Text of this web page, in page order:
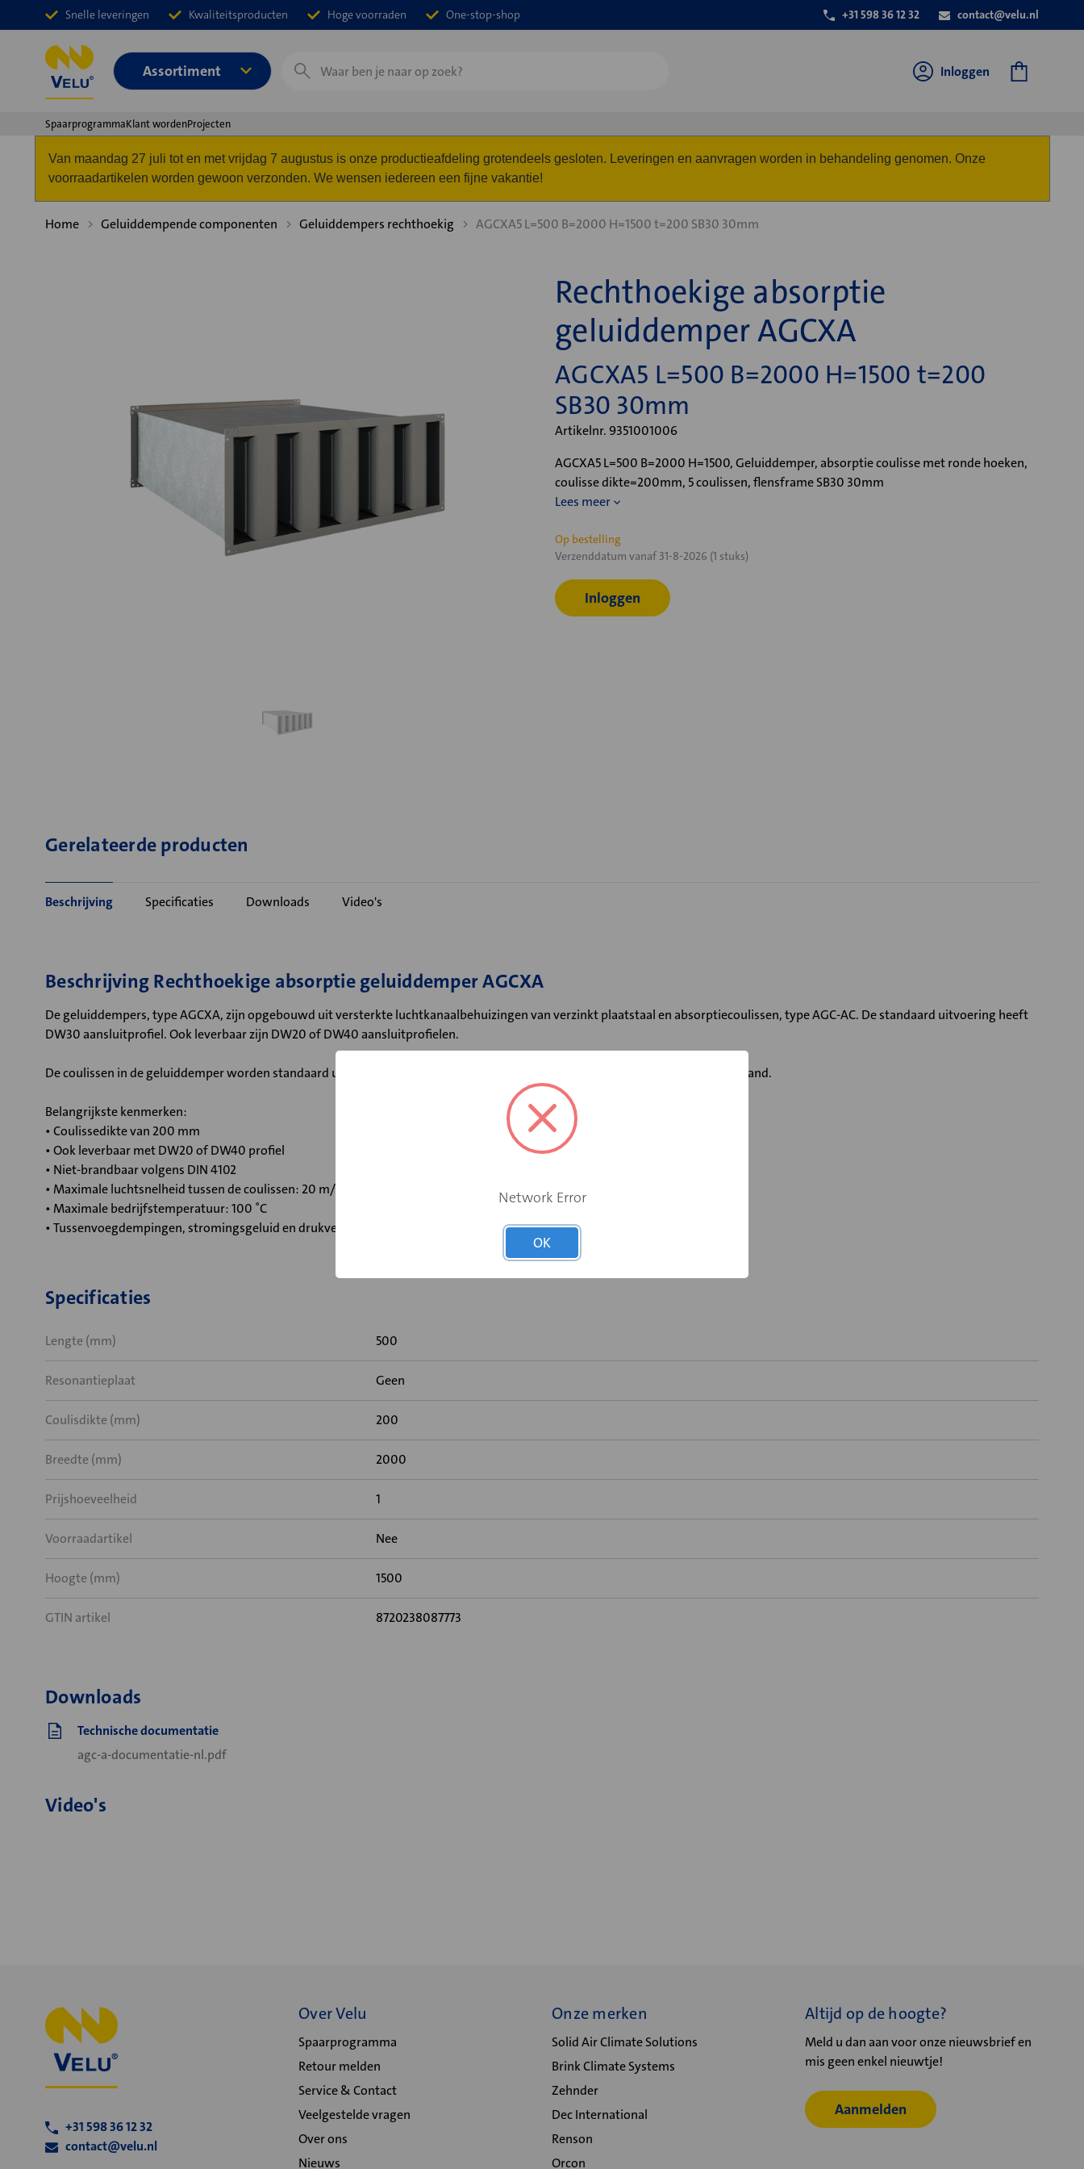
Snelle leveringen Kwaliteitsproducten Hoge voorraden One-stop-shop +31 598 36 12 32 contact@velu.nl
Assortiment
Zoeken
Inloggen
SpaarprogrammaKlant wordenProjecten
Van maandag 27 juli tot en met vrijdag 7 augustus is onze productieafdeling grotendeels gesloten. Leveringen en aanvragen worden in behandeling genomen. Onze
voorraadartikelen worden gewoon verzonden. We wensen iedereen een fijne vakantie!
Home Geluiddempende componenten Geluiddempers rechthoekig AGCXA5 L=500 B=2000 H=1500 t=200 SB30 30mm
Rechthoekige absorptie
geluiddemper AGCXA
AGCXA5 L=500 B=2000 H=1500 t=200
SB30 30mm
Artikelnr. 9351001006
AGCXA5 L=500 B=2000 H=1500, Geluiddemper, absorptie coulisse met ronde hoeken,
coulisse dikte=200mm, 5 coulissen, flensframe SB30 30mm
Lees meer
Huidige
voorraad:
Op bestelling
Verzenddatum vanaf 31-8-2026 (1 stuks)
Inloggen
Gerelateerde producten
Beschrijving Specificaties Downloads Video's
Beschrijving Rechthoekige absorptie geluiddemper AGCXA
De geluiddempers, type AGCXA, zijn opgebouwd uit versterkte luchtkanaalbehuizingen van verzinkt plaatstaal en absorptiecoulissen, type AGC-AC. De standaard uitvoering heeft
DW30 aansluitprofiel. Ook leverbaar zijn DW20 of DW40 aansluitprofielen.
De coulissen in de geluiddemper worden standaard uitgevoerd met afgeronde hoek in verband met minimale stromingsweerstand.
Belangrijkste kenmerken:
• Coulissedikte van 200 mm
• Ook leverbaar met DW20 of DW40 profiel
• Niet-brandbaar volgens DIN 4102
• Maximale luchtsnelheid tussen de coulissen: 20 m/s
• Maximale bedrijfstemperatuur: 100 ˚C
• Tussenvoegdempingen, stromingsgeluid en drukverlies gemeten volgens DIN 45646 (ISO 7235)
Specificaties
Lengte (mm) 500
Resonantieplaat Geen
Coulisdikte (mm) 200
Breedte (mm) 2000
Prijshoeveelheid 1
Voorraadartikel Nee
Hoogte (mm) 1500
GTIN artikel 8720238087773
Downloads
Technische documentatie
agc-a-documentatie-nl.pdf
Video's
+31 598 36 12 32
contact@velu.nl
Over Velu
Spaarprogramma
Retour melden
Service & Contact
Veelgestelde vragen
Over ons
Nieuws
Onze merken
Solid Air Climate Solutions
Brink Climate Systems
Zehnder
Dec International
Renson
Orcon
Altijd op de hoogte?
Meld u dan aan voor onze nieuwsbrief en
mis geen enkel nieuwtje!
Aanmelden
Network Error
OK